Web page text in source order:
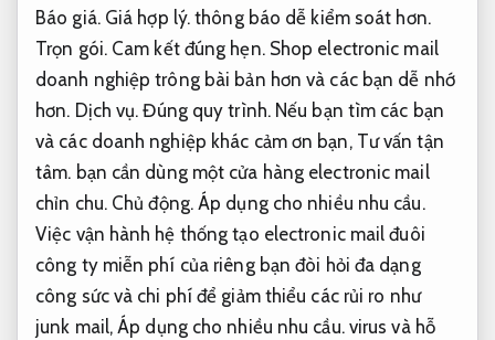
Báo giá. Giá hợp lý. thông báo dễ kiểm soát hơn.
Trọn gói. Cam kết đúng hẹn.Shop electronic mail
doanh nghiệp trông bài bản hơn và các bạn dễ nhớ
hơn. Dịch vụ. Đúng quy trình.Nếu bạn tìm các bạn
và các doanh nghiệp khác cảm ơn bạn, Tư vấn tận
tâm. bạn cần dùng một cửa hàng electronic mail
chỉn chu. Chủ động. Áp dụng cho nhiều nhu cầu.
Việc vận hành hệ thống tạo electronic mail đuôi
công ty miễn phí của riêng bạn đòi hỏi đa dạng
công sức và chi phí để giảm thiểu các rủi ro như
junk mail,Áp dụng cho nhiều nhu cầu.virus và hỗ